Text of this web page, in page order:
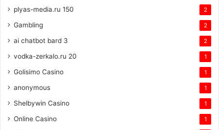
plyas-media.ru 150 2
Gambling 2
ai chatbot bard 3 2
vodka-zerkalo.ru 20 1
Golisimo Casino 1
anonymous 1
Shelbywin Casino 1
Online Casino 1